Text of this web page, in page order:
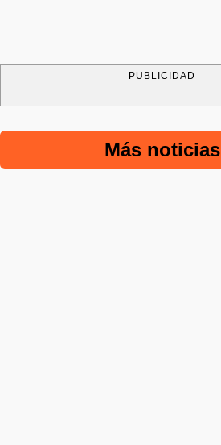
PUBLICIDAD
Más noticias